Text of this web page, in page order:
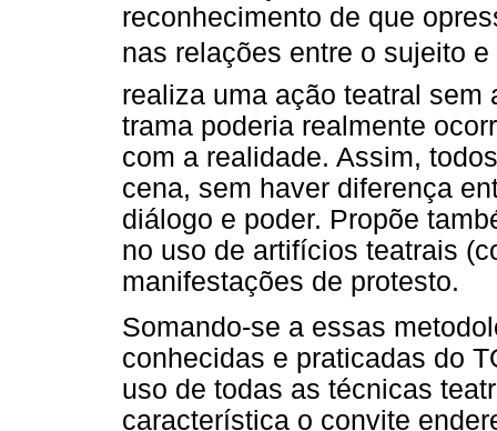
reconhecimento de que
nas relações entre o sujeito e
realiza uma ação teatral sem
trama poderia realmente
com a realidade. Assim,
cena, sem haver diferença
diálogo e poder. Propõe
no uso de artifícios teatrais
manifestações de protesto.
Somando-se a essas
conhecidas e praticadas do
uso de todas as técnicas
característica o convite